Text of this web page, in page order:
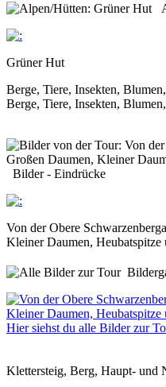
Grüner Hut
Berge, Tiere, Insekten,
Berge, Tiere, Insekten,
Bilder - Eindrücke
Von der Obere
Kleiner Daumen, Heubatspitze
Hier siehst du alle Bilder zur
Klettersteig, Berg, Haupt- und